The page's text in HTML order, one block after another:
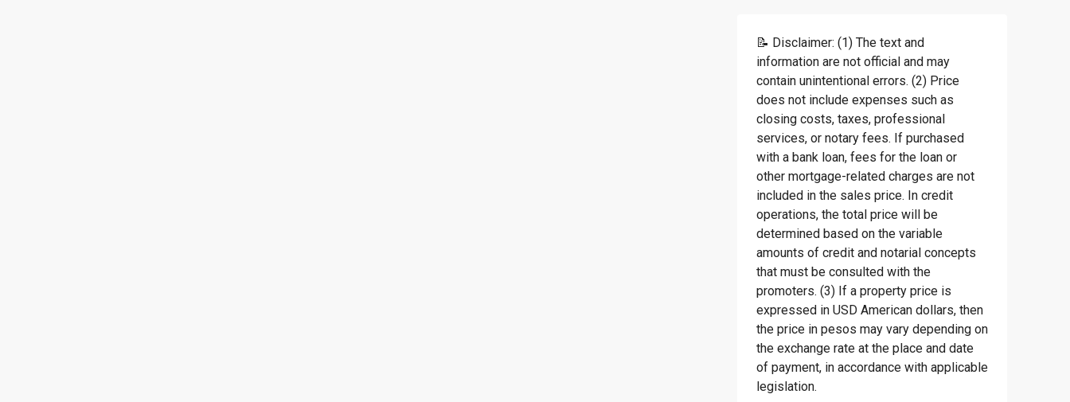
📝 Disclaimer: (1) The text and
information are not official and may
contain unintentional errors. (2) Price
does not include expenses such as
closing costs, taxes, professional
services, or notary fees. If purchased
with a bank loan, fees for the loan or
other mortgage-related charges are not
included in the sales price. In credit
operations, the total price will be
determined based on the variable
amounts of credit and notarial concepts
that must be consulted with the
promoters. (3) If a property price is
expressed in USD American dollars, then
the price in pesos may vary depending on
the exchange rate at the place and date
of payment, in accordance with applicable
legislation.